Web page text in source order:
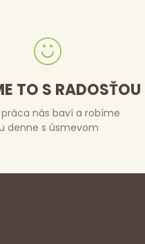
TO S RADOSŤOU
práca nás baví a robíme
denne s úsmevom